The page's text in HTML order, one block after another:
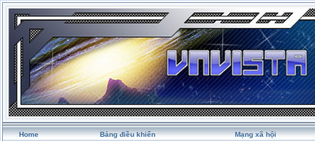
Home Bảng điều khiển Mạng xã hội